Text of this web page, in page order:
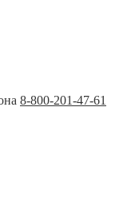
8-800-201-47-61